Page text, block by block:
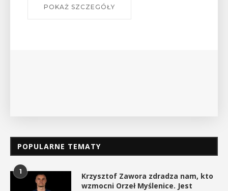
POPULARNE TEMATY
1
Krzysztof Zawora zdradza nam, kto
wzmocni Orzeł Myślenice. Jest